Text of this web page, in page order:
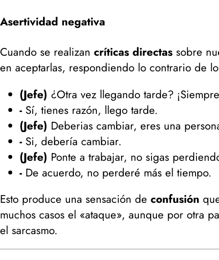
Asertividad negativa
Cuando se realizan críticas directas sobre
en aceptarlas, respondiendo lo contrario de
(Jefe) ¿Otra vez llegando tarde?
- Sí, tienes razón, llego tarde.
(Jefe) Deberias cambiar, eres una
- Si, debería cambiar.
(Jefe) Ponte a trabajar, no sigas
- De acuerdo, no perderé más el tiempo.
Esto produce una sensación de confusión
muchos casos el «ataque», aunque por otra
el sarcasmo.